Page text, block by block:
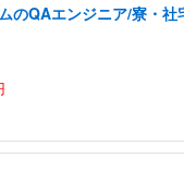
のQAエンジニア/寮・